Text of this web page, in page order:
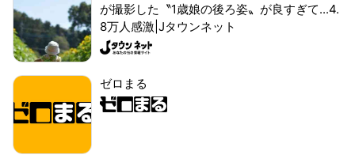
が撮影した〝1歳娘の後ろ姿〟が良すぎて...4.
8万人感激|Jタウンネット
ゼロまる